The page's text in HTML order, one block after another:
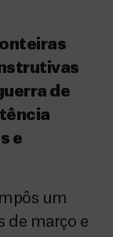
de
e
um
de março e